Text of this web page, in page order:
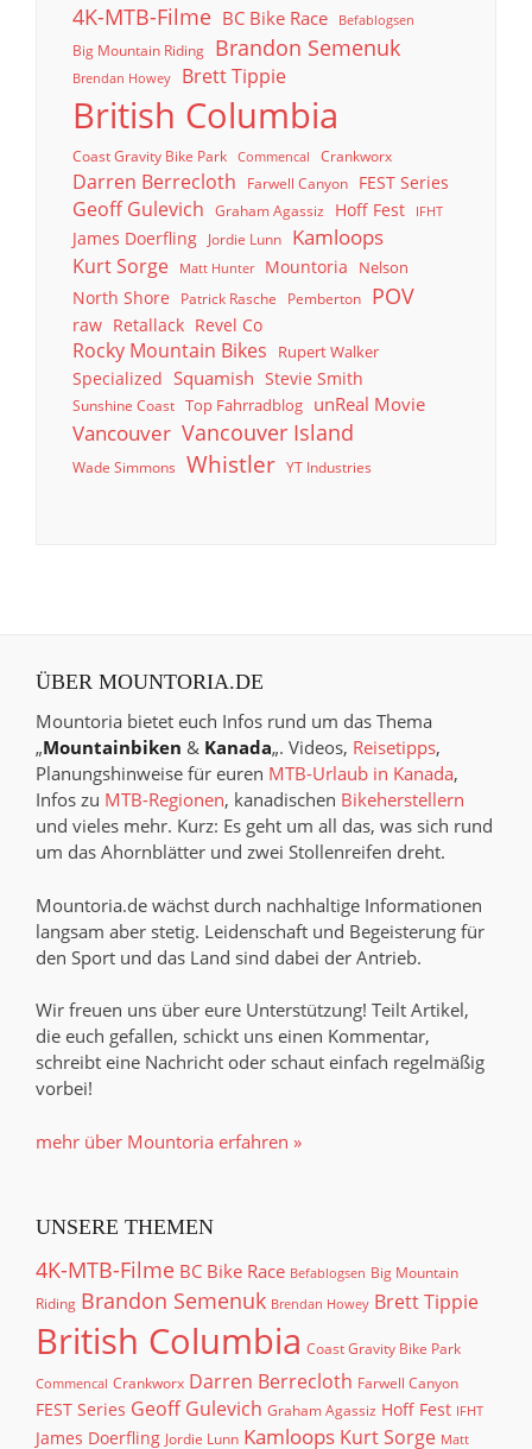
4K-MTB-Filme BC Bike Race Befablogsen
Big Mountain Riding Brandon Semenuk
Brendan Howey Brett Tippie
British Columbia
Coast Gravity Bike Park Commencal Crankworx
Darren Berrecloth Farwell Canyon FEST Series
Geoff Gulevich Graham Agassiz Hoff Fest IFHT
James Doerfling Jordie Lunn Kamloops
Kurt Sorge Matt Hunter Mountoria Nelson
North Shore Patrick Rasche Pemberton POV
raw Retallack Revel Co
Rocky Mountain Bikes
Rupert Walker
Specialized Squamish Stevie Smith
Sunshine Coast Top Fahrradblog unReal Movie
Vancouver Vancouver Island
Wade Simmons Whistler YT Industries
ÜBER MOUNTORIA.DE
Mountoria bietet euch Infos rund um das Thema
„Mountainbiken & Kanada„. Videos, Reisetipps,
Planungshinweise für euren MTB-Urlaub in Kanada,
Infos zu MTB-Regionen, kanadischen Bikeherstellern
und vieles mehr. Kurz: Es geht um all das, was sich rund
um das Ahornblätter und zwei Stollenreifen dreht.
Mountoria.de wächst durch nachhaltige Informationen
langsam aber stetig. Leidenschaft und Begeisterung für
den Sport und das Land sind dabei der Antrieb.
Wir freuen uns über eure Unterstützung! Teilt Artikel,
die euch gefallen, schickt uns einen Kommentar,
schreibt eine Nachricht oder schaut einfach regelmäßig
vorbei!
mehr über Mountoria erfahren »
UNSERE THEMEN
4K-MTB-Filme BC Bike Race Befablogsen Big Mountain
Riding Brandon Semenuk Brendan Howey Brett Tippie
British Columbia Coast Gravity Bike Park
Commencal Crankworx Darren Berrecloth Farwell Canyon
FEST Series Geoff Gulevich Graham Agassiz Hoff Fest IFHT
James Doerfling Jordie Lunn Kamloops Kurt Sorge Matt